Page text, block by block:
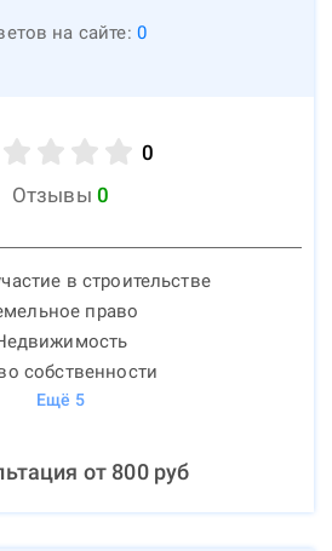
на сайте: 0
0
Отзывы 0
в строительстве
право
собственности
Ещё 5
от 800руб